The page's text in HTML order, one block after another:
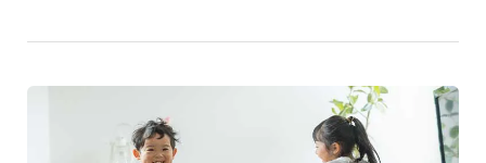
記事を読む